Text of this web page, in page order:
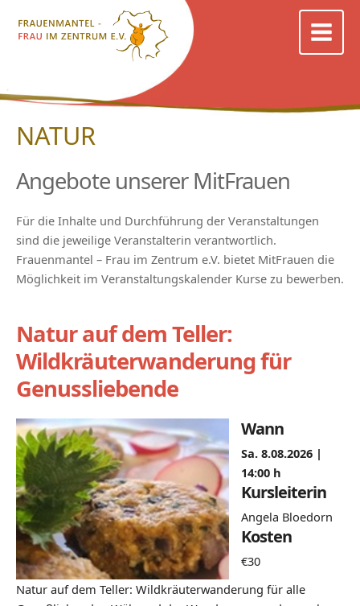
Inhalt
NATUR
Angebote unserer MitFrauen
Für die Inhalte und Durchführung der Veranstaltungen
sind die jeweilige Veranstalterin verantwortlich.
Frauenmantel – Frau im Zentrum e.V. bietet MitFrauen die
Möglichkeit im Veranstaltungskalender Kurse zu bewerben.
Natur auf dem Teller:
Wildkräuterwanderung für
Genussliebende
Wann
Sa. 8.08.2026 |
14:00 h
Kursleiterin
Angela Bloedorn
Kosten
€30
Natur auf dem Teller: Wildkräuterwanderung für alle